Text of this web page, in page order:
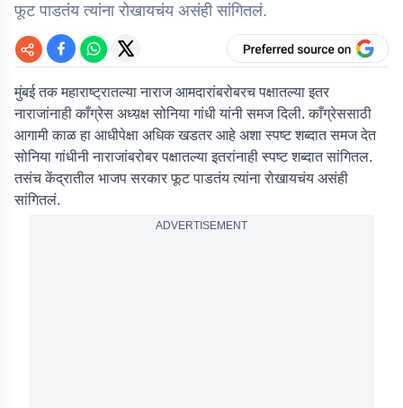
फूट पाडतंय त्यांना रोखायचंय असंही सांगितलं.
मुंबई तक महाराष्ट्रातल्या नाराज आमदारांबरोबरच पक्षातल्या इतर
नाराजांनाही काँग्रेस अध्य़क्ष सोनिया गांधी यांनी समज दिली. काँग्रेससाठी
आगामी काळ हा आधीपेक्षा अधिक खडतर आहे अशा स्पष्ट शब्दात समज देत
सोनिया गांधीनी नाराजांबरोबर पक्षातल्या इतरांनाही स्पष्ट शब्दात सांगितल.
तसंच केंद्रातील भाजप सरकार फूट पाडतंय त्यांना रोखायचंय असंही
सांगितलं.
ADVERTISEMENT